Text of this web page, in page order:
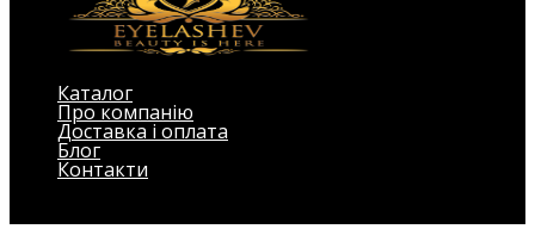
Каталог
Про компанію
Доставка і оплата
Блог
Контакти